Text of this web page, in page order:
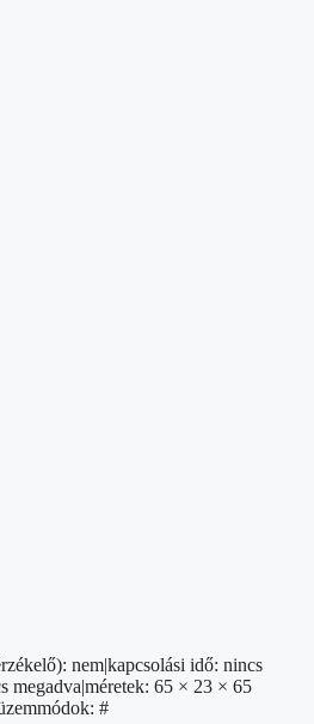
nem|kapcsolási idő: nincs
megadva|méretek: 65 × 23 × 65
#